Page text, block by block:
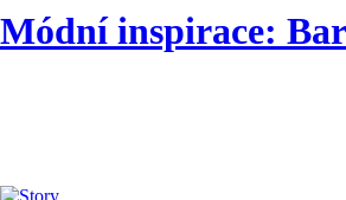
Módní inspirace: